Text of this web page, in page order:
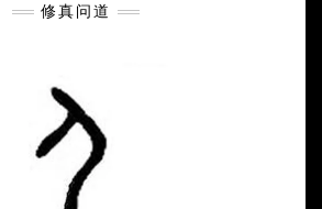
修真问道